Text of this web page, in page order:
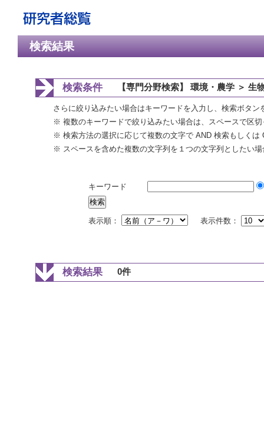
検索結果
検索条件 【専門分野検索】 環境・農学 ＞ 生
さらに絞り込みたい場合はキーワードを入力し、検索ボタ
※ 複数のキーワードで絞り込みたい場合は、スペースで区
※ 検索方法の選択に応じて複数の文字で AND 検索もしくは
※ スペースを含めた複数の文字列を１つの文字列としたい
キーワード
表示順： 表示件数：
検索結果 0件